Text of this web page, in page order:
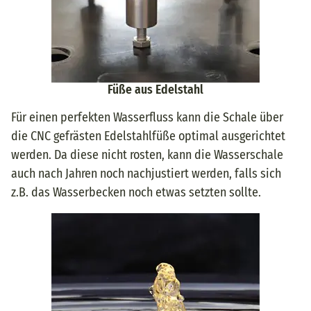
Füße aus Edelstahl
Für einen perfekten Wasserfluss kann die Schale über
die CNC gefrästen Edelstahlfüße optimal ausgerichtet
werden. Da diese nicht rosten, kann die Wasserschale
auch nach Jahren noch nachjustiert werden, falls sich
z.B. das Wasserbecken noch etwas setzten sollte.